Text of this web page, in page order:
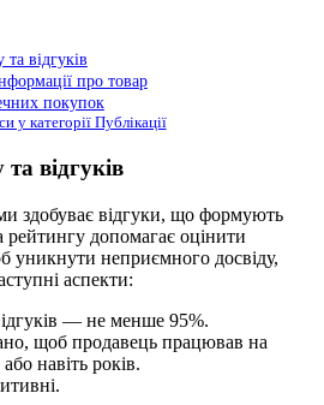
відгуків
про товар
покупок
у категорії Публікації
відгуків
здобуває відгуки, що формують
допомагає оцінити
уникнути неприємного досвіду,
аспекти:
— не менше 95%.
щоб продавець працював на
навіть років.